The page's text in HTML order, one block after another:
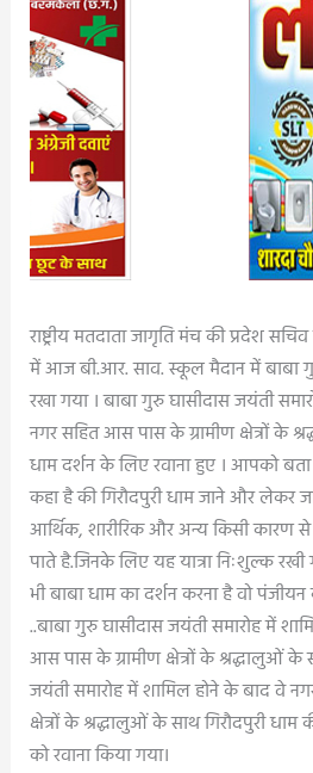
राष्ट्रीय मतदाता जागृति मंच की प्रदेश
में आज बी.आर. साव. स्कूल मैदान में बाबा
रखा गया । बाबा गुरु घासीदास जयंती
नगर सहित आस पास के ग्रामीण क्षेत्रों के
धाम दर्शन के लिए रवाना हुए । आपको बता
कहा है की गिरौदपुरी धाम जाने और लेकर
आर्थिक, शारीरिक और अन्य किसी कारण से
पाते है.जिनके लिए यह यात्रा निःशुल्क रखी
भी बाबा धाम का दर्शन करना है वो पंजीयन
..बाबा गुरु घासीदास जयंती समारोह में
आस पास के ग्रामीण क्षेत्रों के श्रद्धालुओं के
जयंती समारोह में शामिल होने के बाद वे
क्षेत्रों के श्रद्धालुओं के साथ गिरौदपुरी
को रवाना किया गया।